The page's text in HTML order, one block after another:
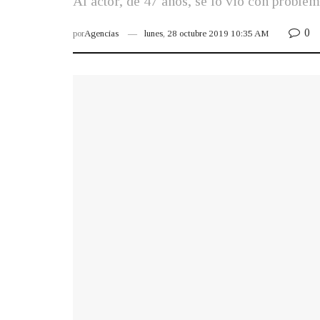
porAgencias lunes, 28 octubre 2019 10:35 AM 0